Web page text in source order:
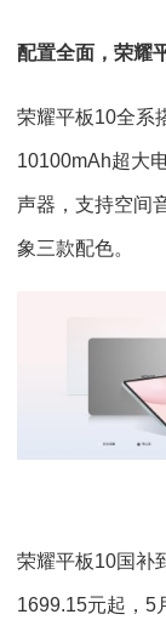
配置全面，荣耀
荣耀平板10全系
10100mAh超大
声器，支持空间
象三款配色。
荣耀平板10国补
1699.15元起，5